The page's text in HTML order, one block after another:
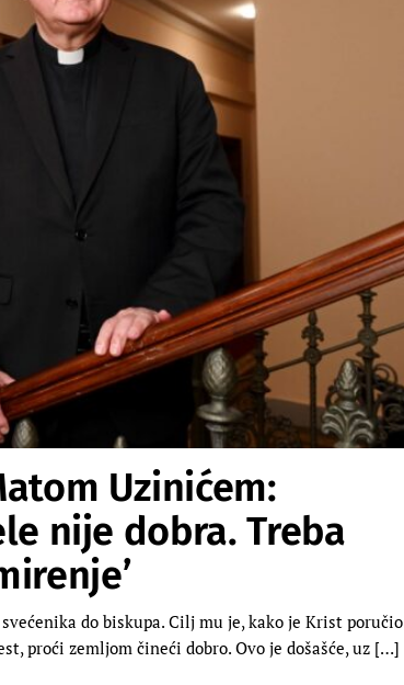
Uzinićem:
nije dobra. Treba
do biskupa. Cilj mu je, kako je Krist poručio
proći zemljom čineći dobro. Ovo je došašće, uz […]